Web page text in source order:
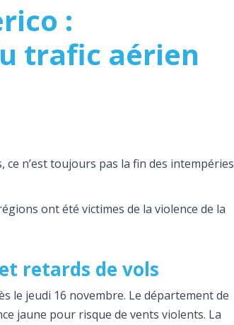
:
trafic aérien
n’est toujours pas la fin des intempéries
ont été victimes de la violence de la
retards de vols
le jeudi 16 novembre. Le département de
jaune pour risque de vents violents. La